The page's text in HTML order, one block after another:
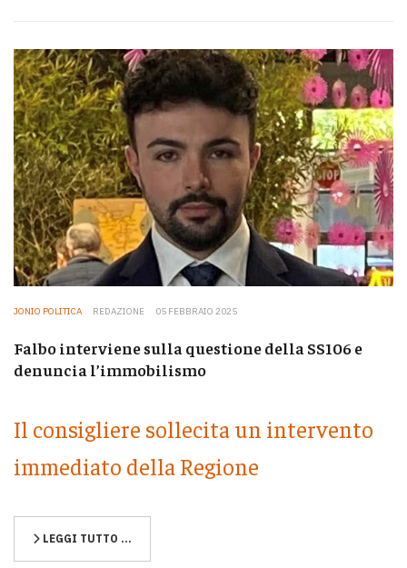
JONIO POLITICA REDAZIONE 05 FEBBRAIO 2025
Falbo interviene sulla questione della SS106 e
denuncia l’immobilismo
Il consigliere sollecita un intervento
immediato della Regione
LEGGI TUTTO …